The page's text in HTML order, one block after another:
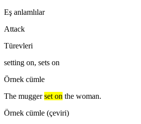
Eş anlamlılar
Attack
Türevleri
setting on, sets on
Örnek cümle
The mugger set on the woman.
Örnek cümle (çeviri)